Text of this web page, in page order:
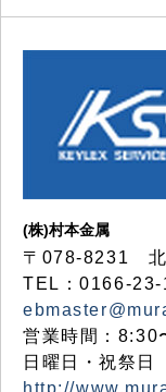
(株)村本金属
〒078-8231 北
TEL：0166-
営業時間：8:30
日曜日・祝祭日
http://